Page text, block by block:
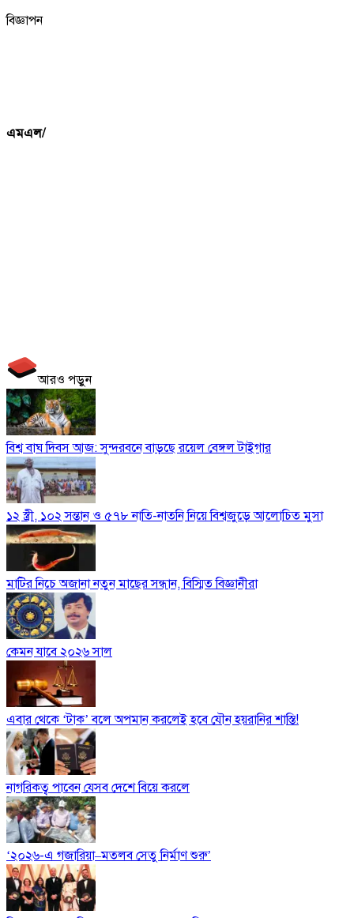
বিজ্ঞাপন
এমএল/
আরও পড়ুন
বিশ্ব বাঘ দিবস আজ: সুন্দরবনে বাড়ছে রয়েল বেঙ্গল টাইগার
১২ স্ত্রী, ১০২ সন্তান ও ৫৭৮ নাতি-নাতনি নিয়ে বিশ্বজুড়ে আলোচিত মুসা
মাটির নিচে অজানা নতুন মাছের সন্ধান, বিস্মিত বিজ্ঞানীরা
কেমন যাবে ২০২৬ সাল
এবার থেকে ‘টাক’ বলে অপমান করলেই হবে যৌন হয়রানির শাস্তি!
নাগরিকত্ব পাবেন যেসব দেশে বিয়ে করলে
‘২০২৬-এ গজারিয়া–মতলব সেতু নির্মাণ শুরু’